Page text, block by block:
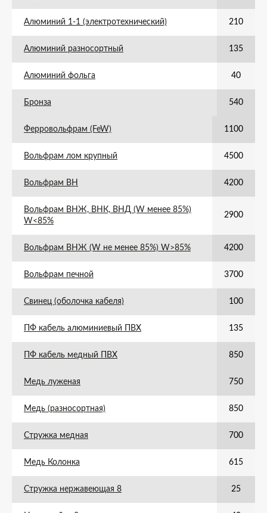
Алюминий 1-1 (электротехнический) 210
Алюминий разносортный 135
Алюминий фольга 40
Бронза 540
Ферровольфрам (FeW) 1100
Вольфрам лом крупный 4500
Вольфрам ВН 4200
Вольфрам ВНЖ, ВНК, ВНД (W менее 85%)
W<85%
2900
Вольфрам ВНЖ (W не менее 85%) W>85% 4200
Вольфрам печной 3700
Свинец (оболочка кабеля) 100
ПФ кабель алюминиевый ПВХ 135
ПФ кабель медный ПВХ 850
Медь луженая 750
Медь (разносортная) 850
Стружка медная 700
Медь Колонка 615
Стружка нержавеющая 8 25